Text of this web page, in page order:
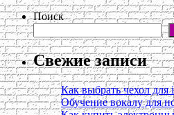
Поиск
Свежие записи
Как выбрать чехол
Обучение вокалу для